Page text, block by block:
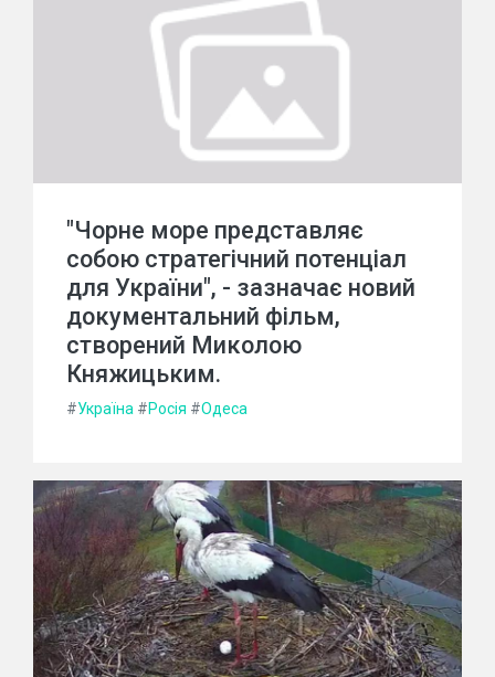
"Чорне море представляє
собою стратегічний потенціал
для України", - зазначає новий
документальний фільм,
створений Миколою
Княжицьким.
#Україна #Росія #Одеса